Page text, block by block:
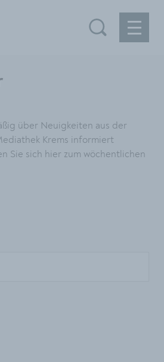
über Neuigkeiten aus der
Krems informiert
Sie sich hier zum wöchentlichen